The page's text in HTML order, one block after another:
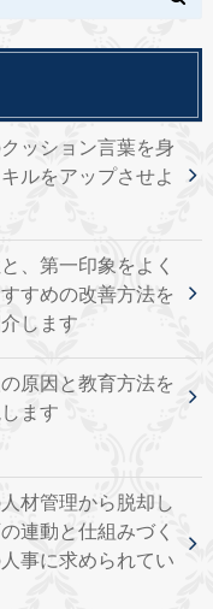
ッション言葉を身
ルをアップさせよ
、第一印象をよく
すめの改善方法を
します
原因と教育方法を
ます
材管理から脱却し
連動と仕組みづく
事に求められてい